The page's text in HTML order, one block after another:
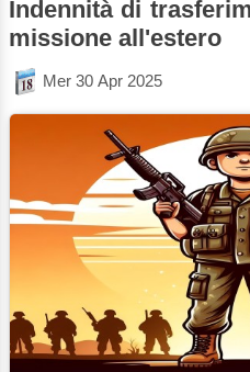
Indennità di
missione all'estero
Mer 30 Apr 2025